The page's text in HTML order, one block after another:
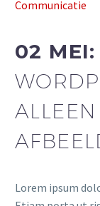
Communicatie
02 MEI:
Lorem ipsum